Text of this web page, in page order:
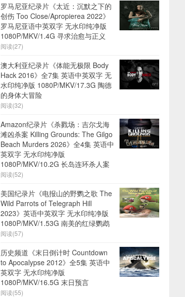
罗马尼亚纪录片《太近：沉默之下的
创伤 Too Close/Apropierea 2022》
罗马尼亚语中英双字 无水印纯净版
1080P/MKV/1.4G 寻求治愈与正义
阅读(27)
澳大利亚纪录片《体能无极限 Body
Hack 2016》全7集 英语中英双字 无
水印纯净版 1080P/MKV/17.3G 陶德
的身体大冒险
阅读(32)
Amazon纪录片《杀戮场：吉尔戈海
滩凶杀案 Killing Grounds: The Gilgo
Beach Murders 2026》全4集 英语中
英双字 无水印纯净版
1080P/MKV/10.2G 长岛连环杀人案
阅读(52)
美国纪录片《电报山的野鹦之歌 The
Wild Parrots of Telegraph Hill
2023》英语中英双字 无水印纯净版
1080P/MKV/1.53G 南美的红绿鹦鹉
阅读(57)
历史频道《末日倒计时 Countdown
to Apocalypse 2012》全5集 英语中
英双字 无水印纯净版
1080P/MKV/16.5G 末日预言
阅读(55)